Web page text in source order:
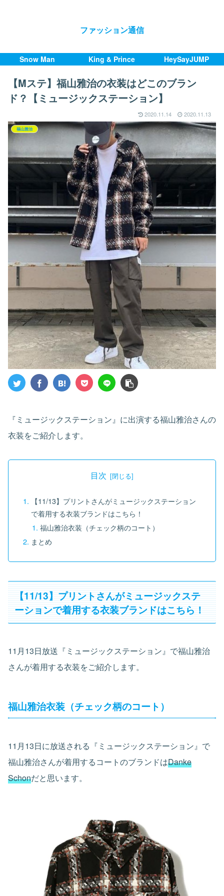
ファッション通信
Snow Man King & Prince HeySayJUMP
【Mステ】福山雅治の衣装はどこのブラン
ド？【ミュージックステーション】
2020.11.14 2020.11.13
福山雅治
『ミュージックステーション』に出演する福山雅治さんの
衣装をご紹介します。
目次
【11/13】プリントさんがミュージックステーション
で着用する衣装ブランドはこちら！
福山雅治衣装（チェック柄のコート）
まとめ
【11/13】プリントさんがミュージックステ
ーションで着用する衣装ブランドはこちら！
11月13日放送『ミュージックステーション』で福山雅治
さんが着用する衣装をご紹介します。
福山雅治衣装（チェック柄のコート）
11月13日に放送される『ミュージックステーション』で
福山雅治さんが着用するコートのブランドはDanke
Schonだと思います。